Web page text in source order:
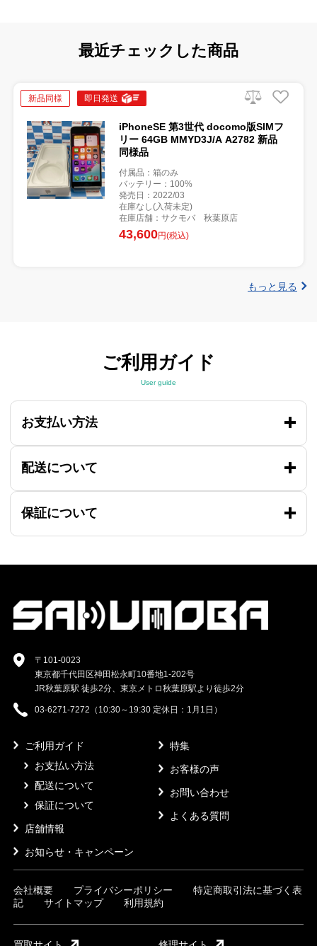
最近チェックした商品
新品同様 即日発送
iPhoneSE 第3世代 docomo版SIMフ
リー 64GB MMYD3J/A A2782 新品
同様品
付属品：箱のみ
バッテリー：100%
発売日：2022/03
在庫なし(入荷未定)
在庫店舗：サクモバ 秋葉原店
43,600円(税込)
もっと見る
ご利用ガイド
User guide
お支払い方法
配送について
保証について
〒101-0023
東京都千代田区神田松永町10番地1-202号
JR秋葉原駅 徒歩2分、東京メトロ秋葉原駅より徒歩2分
03-6271-7272（10:30～19:30 定休日：1月1日）
ご利用ガイド
お支払い方法
配送について
保証について
店舗情報
お知らせ・キャンペーン
特集
お客様の声
お問い合わせ
よくある質問
会社概要 プライバシーポリシー
特定商取引法に基づく表
記
サイトマップ 利用規約